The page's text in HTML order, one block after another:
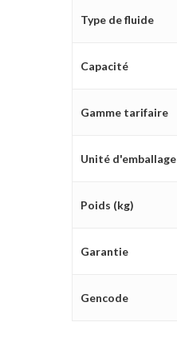
Type de fluide
Capacité
Gamme tarifaire
Unité d'emballage
Poids (kg)
Garantie
Gencode